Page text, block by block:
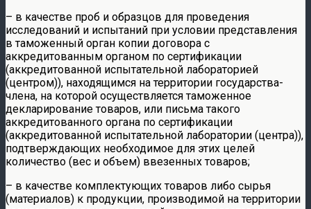
– в качестве проб и образцов для проведения
исследований и испытаний при условии представления
в таможенный орган копии договора с
аккредитованным органом по сертификации
(аккредитованной испытательной лабораторией
(центром)), находящимся на территории государства-
члена, на которой осуществляется таможенное
декларирование товаров, или письма такого
аккредитованного органа по сертификации
(аккредитованной испытательной лаборатории (центра)),
подтверждающих необходимое для этих целей
количество (вес и объем) ввезенных товаров;
– в качестве комплектующих товаров либо сырья
(материалов) к продукции, производимой на территории